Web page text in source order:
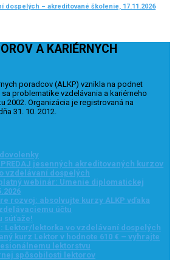
dospelých – akreditované školenie, 17.11.2026
A KARIÉRNYCH
poradcov (ALKP) vznikla na podnet
problematike vzdelávania a kariérneho
2002. Organizácia je registrovaná na
31. 10. 2012.
jesenných akreditovaných kurzov
vzdelávaní dospelých
webinár: Umenie diplomatickej
rozvoj: absolvujte kurzy ALKP vďaka
účtu
súťaže!
Lektor/lektorka vo vzdelávaní dospelých
kurz Lektor v hodnote 610 € – vyhrajte
lektorstvu
spôsobilosti lektorov